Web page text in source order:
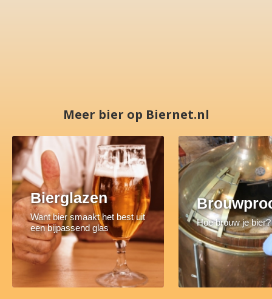
Meer bier op Biernet.nl
Bierglazen
Want bier smaakt het best uit
een bijpassend glas
Hoe brouw je bier?